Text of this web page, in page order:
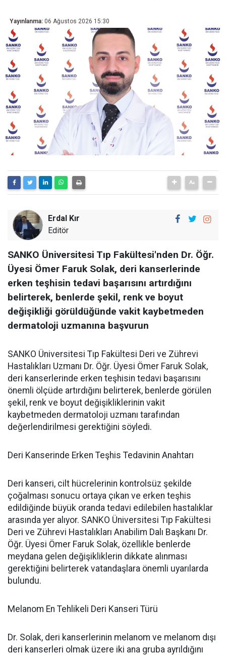
Yayınlanma: 06 Ağustos 2026 15:30
Erdal Kır
Editör
SANKO Üniversitesi Tıp Fakültesi'nden Dr. Öğr.
Üyesi Ömer Faruk Solak, deri kanserlerinde
erken teşhisin tedavi başarısını artırdığını
belirterek, benlerde şekil, renk ve boyut
değişikliği görüldüğünde vakit kaybetmeden
dermatoloji uzmanına başvurun
SANKO Üniversitesi Tıp Fakültesi Deri ve Zührevi
Hastalıkları Uzmanı Dr. Öğr. Üyesi Ömer Faruk Solak,
deri kanserlerinde erken teşhisin tedavi başarısını
önemli ölçüde artırdığını belirterek, benlerde görülen
şekil, renk ve boyut değişikliklerinin vakit
kaybetmeden dermatoloji uzmanı tarafından
değerlendirilmesi gerektiğini söyledi.
Deri Kanserinde Erken Teşhis Tedavinin Anahtarı
Deri kanseri, cilt hücrelerinin kontrolsüz şekilde
çoğalması sonucu ortaya çıkan ve erken teşhis
edildiğinde büyük oranda tedavi edilebilen hastalıklar
arasında yer alıyor. SANKO Üniversitesi Tıp Fakültesi
Deri ve Zührevi Hastalıkları Anabilim Dalı Başkanı Dr.
Öğr. Üyesi Ömer Faruk Solak, özellikle benlerde
meydana gelen değişikliklerin dikkate alınması
gerektiğini belirterek vatandaşlara önemli uyarılarda
bulundu.
Melanom En Tehlikeli Deri Kanseri Türü
Dr. Solak, deri kanserlerinin melanom ve melanom dışı
deri kanserleri olmak üzere iki ana gruba ayrıldığını